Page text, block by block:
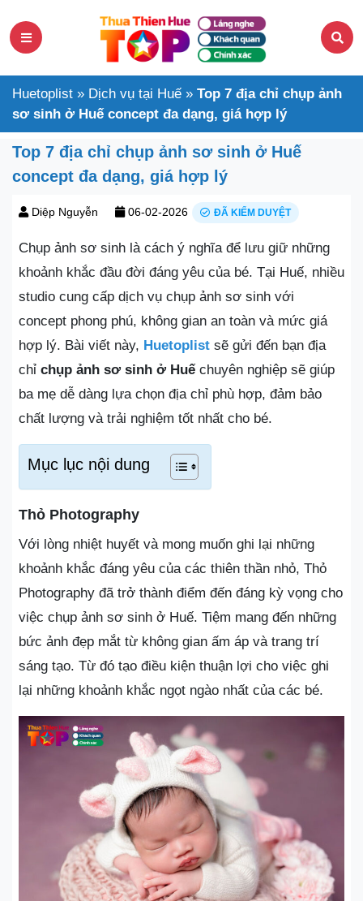
Huetoplist » Dịch vụ tại Huế » Top 7 địa chỉ chụp ảnh
sơ sinh ở Huế concept đa dạng, giá hợp lý
Top 7 địa chỉ chụp ảnh sơ sinh ở Huế
concept đa dạng, giá hợp lý
Diệp Nguyễn 06-02-2026 ĐÃ KIỂM DUYỆT
Chụp ảnh sơ sinh là cách ý nghĩa để lưu giữ những
khoảnh khắc đầu đời đáng yêu của bé. Tại Huế, nhiều
studio cung cấp dịch vụ chụp ảnh sơ sinh với
concept phong phú, không gian an toàn và mức giá
hợp lý. Bài viết này, Huetoplist sẽ gửi đến bạn địa
chỉ chụp ảnh sơ sinh ở Huếchuyên nghiệp sẽ giúp
ba mẹ dễ dàng lựa chọn địa chỉ phù hợp, đảm bảo
chất lượng và trải nghiệm tốt nhất cho bé.
Mục lục nội dung
Thỏ Photography
Với lòng nhiệt huyết và mong muốn ghi lại những
khoảnh khắc đáng yêu của các thiên thần nhỏ, Thỏ
Photography đã trở thành điểm đến đáng kỳ vọng cho
việc chụp ảnh sơ sinh ở Huế. Tiệm mang đến những
bức ảnh đẹp mắt từ không gian ấm áp và trang trí
sáng tạo. Từ đó tạo điều kiện thuận lợi cho việc ghi
lại những khoảnh khắc ngọt ngào nhất của các bé.